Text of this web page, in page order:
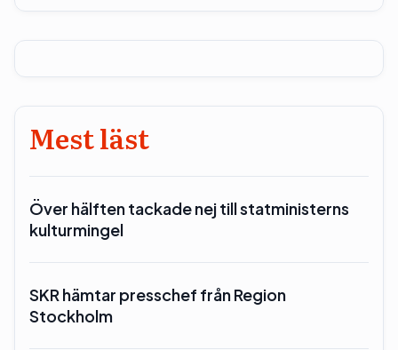
Mest läst
Över hälften tackade nej till statministerns
kulturmingel
SKR hämtar presschef från Region
Stockholm